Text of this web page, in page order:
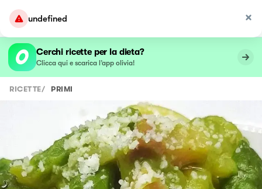
undefined
Cerchi ricette per la dieta?
Clicca qui e scarica l’app olivia!
RICETTE/ PRIMI